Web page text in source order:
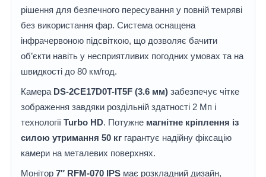
рішення для безпечного пересування у повній темряві
без використання фар. Система оснащена
інфрачервоною підсвіткою, що дозволяє бачити
об’єкти навіть у несприятливих погодних умовах та на
швидкості до 80 км/год.
Камера DS-2CE17D0T-IT5F (3.6 мм) забезпечує чітке
зображення завдяки роздільній здатності 2 Мп і
технології Turbo HD. Потужне магнітне кріплення із
силою утримання 50 кг гарантує надійну фіксацію
камери на металевих поверхнях.
Монітор 7″ RFM-070 IPS має розкладний дизайн,